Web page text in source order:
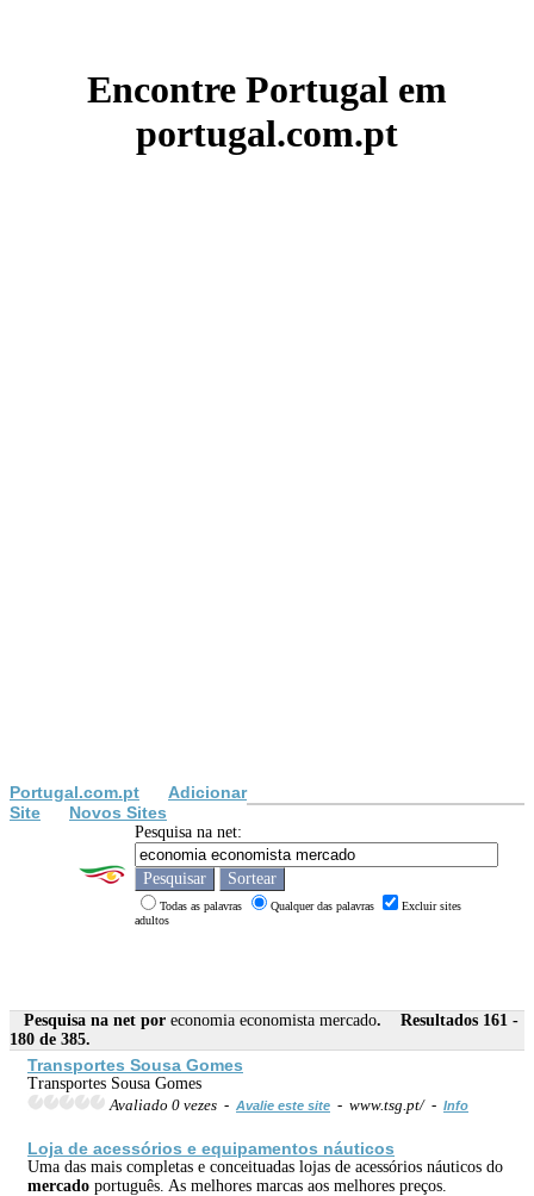
Encontre Portugal em
portugal.com.pt
Portugal.com.pt
Adicionar
Site
Novos Sites
Pesquisa na net:
Todas as palavras Qualquer das palavras
Excluir sites
adultos
Pesquisa na net por economia economista mercado. Resultados 161 -
180 de 385.
Transportes Sousa Gomes
Transportes Sousa Gomes
Avaliado 0 vezes - Avalie este site - www.tsg.pt/ - Info
Loja de acessórios e equipamentos náuticos
Uma das mais completas e conceituadas lojas de acessórios náuticos do
mercado português. As melhores marcas aos melhores preços.